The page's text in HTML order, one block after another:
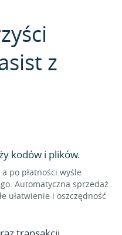
z
kodów i plików.
po płatności wyśle
Automatyczna sprzedaż
ułatwienie i oszczędność